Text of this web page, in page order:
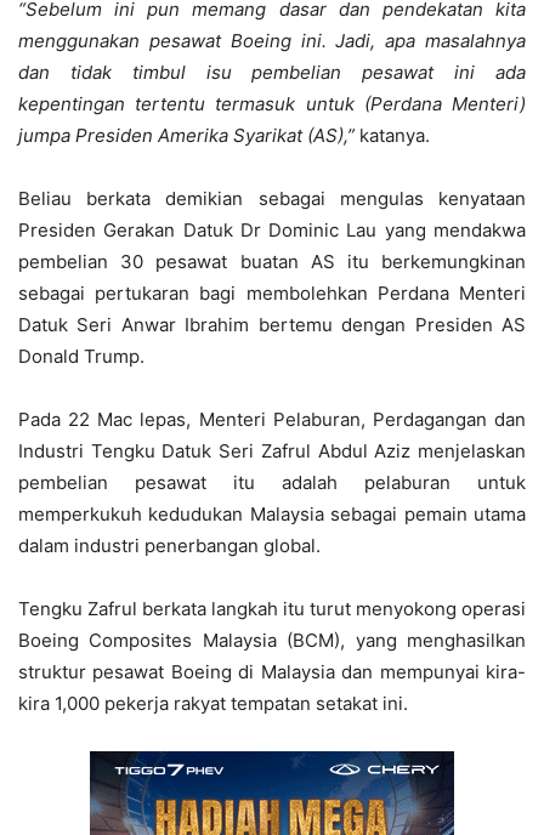
“Sebelum ini pun memang dasar dan pendekatan kita
menggunakan pesawat Boeing ini. Jadi, apa masalahnya
dan tidak timbul isu pembelian pesawat ini ada
kepentingan tertentu termasuk untuk (Perdana Menteri)
jumpa Presiden Amerika Syarikat (AS),” katanya.
Beliau berkata demikian sebagai mengulas kenyataan
Presiden Gerakan Datuk Dr Dominic Lau yang mendakwa
pembelian 30 pesawat buatan AS itu berkemungkinan
sebagai pertukaran bagi membolehkan Perdana Menteri
Datuk Seri Anwar Ibrahim bertemu dengan Presiden AS
Donald Trump.
Pada 22 Mac lepas, Menteri Pelaburan, Perdagangan dan
Industri Tengku Datuk Seri Zafrul Abdul Aziz menjelaskan
pembelian pesawat itu adalah pelaburan untuk
memperkukuh kedudukan Malaysia sebagai pemain utama
dalam industri penerbangan global.
Tengku Zafrul berkata langkah itu turut menyokong operasi
Boeing Composites Malaysia (BCM), yang menghasilkan
struktur pesawat Boeing di Malaysia dan mempunyai kira-
kira 1,000 pekerja rakyat tempatan setakat ini.